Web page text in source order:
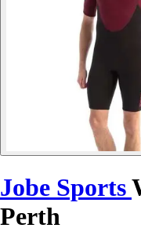
Jobe Sports
Perth